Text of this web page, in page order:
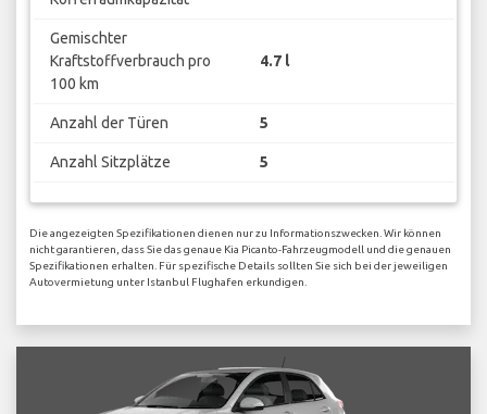
Gemischter
Kraftstoffverbrauch pro
100 km
4.7 l
Anzahl der Türen 5
Anzahl Sitzplätze 5
Die angezeigten Spezifikationen dienen nur zu Informationszwecken. Wir können
nicht garantieren, dass Sie das genaue Kia Picanto-Fahrzeugmodell und die genauen
Spezifikationen erhalten. Für spezifische Details sollten Sie sich bei der jeweiligen
Autovermietung unter Istanbul Flughafen erkundigen.